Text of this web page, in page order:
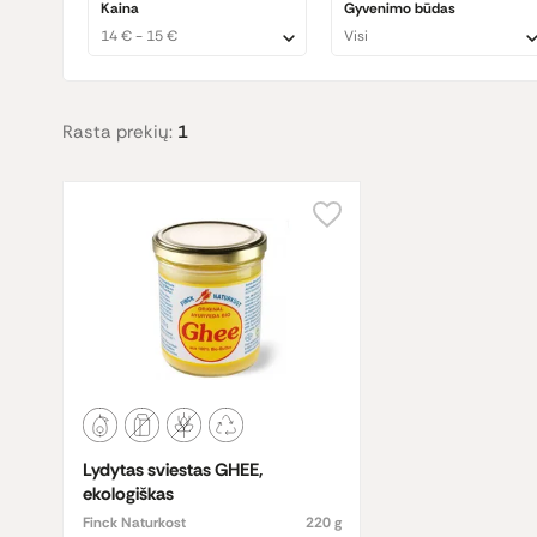
„Finck Naturkost“ Ghee sviestas taip pat turi daug
Kaina
14 € - 15 €
Gyvenimo būdas
Visi
Rasta prekių: 1
Lydytas sviestas GHEE,
ekologiškas
Finck Naturkost
220 g